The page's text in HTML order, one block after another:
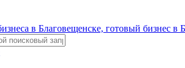
в Благовещенске, готовый бизнес в